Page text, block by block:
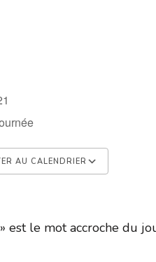
AU CALENDRIER
est le mot accroche du